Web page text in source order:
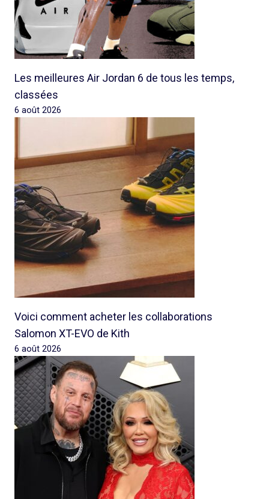
Les meilleures Air Jordan 6 de tous les temps,
classées
6 août 2026
Voici comment acheter les collaborations
Salomon XT-EVO de Kith
6 août 2026